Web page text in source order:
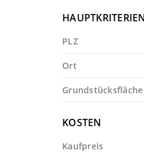
HAUPTKRITERIEN
PLZ
Ort
Grundstücksfläche
KOSTEN
Kaufpreis